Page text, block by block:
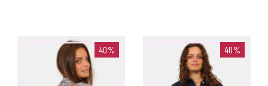
40% 40%